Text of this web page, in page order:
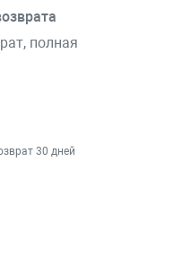
полная
30 дней